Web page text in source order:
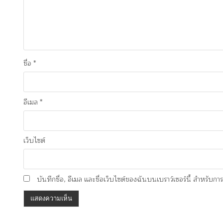
ชื่อ *
อีเมล *
เว็บไซต์
บันทึกชื่อ, อีเมล และชื่อเว็บไซต์ของฉันบนเบราว์เซอร์นี้ สำหรับก